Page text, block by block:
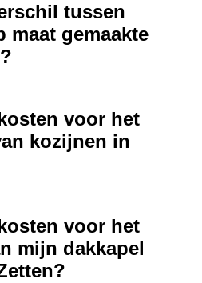
tussen
maat gemaakte
voor het
kozijnen in
voor het
mijn dakkapel